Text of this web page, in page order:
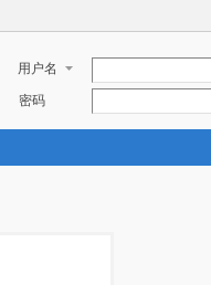
用户名
密码